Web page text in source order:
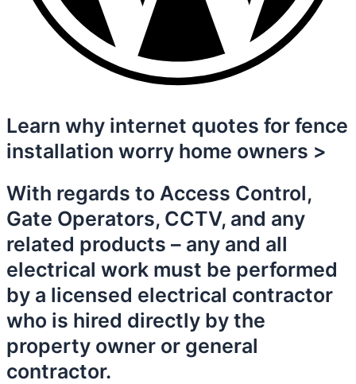
Learn why internet quotes for fence
installation worry home owners >
With regards to Access Control,
Gate Operators, CCTV, and any
related products – any and all
electrical work must be performed
by a licensed electrical contractor
who is hired directly by the
property owner or general
contractor.